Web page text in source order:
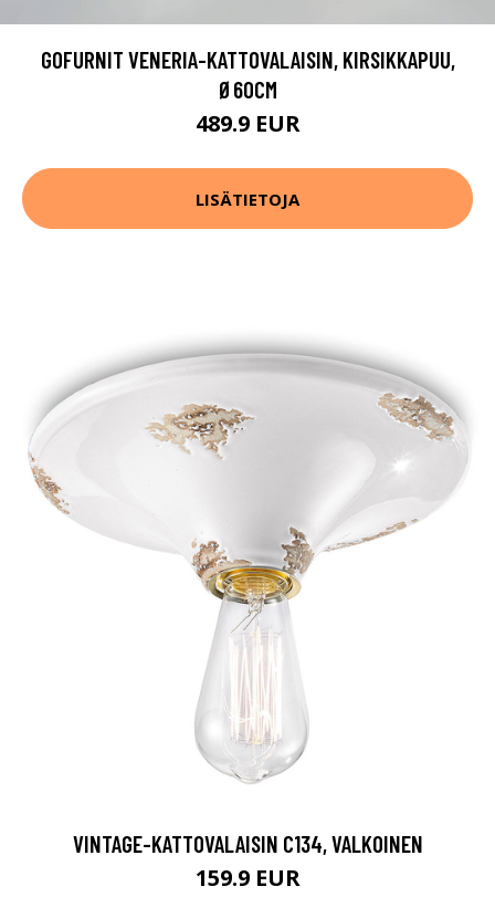
GOFURNIT VENERIA-KATTOVALAISIN, KIRSIKKAPUU,
Ø60CM
489.9 EUR
LISÄTIETOJA
VINTAGE-KATTOVALAISIN C134, VALKOINEN
159.9 EUR